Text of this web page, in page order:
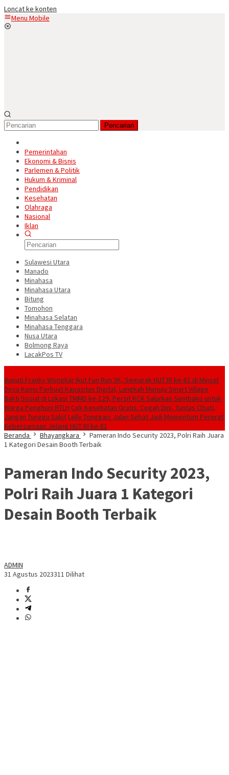
Loncat ke konten
Menu Mobile
Pencarian
Pemerintahan
Ekonomi & Bisnis
Parlemen & Politik
Hukum & Kriminal
Pendidikan
Kesehatan
Olahraga
Nasional
Iklan
Sulawesi Utara
Manado
Minahasa
Minahasa Utara
Bitung
Tomohon
Minahasa Selatan
Minahasa Tenggara
Nusa Utara
Bolmong Raya
LacakPos TV
Bupati Franky Wongkar Ikut Fun Run 5K, Semarak HUT RI ke-81 di Minsel
Desa Kumu Perkuat Kapasitas Digital, Langkah Menuju Smart Village
Bakti Sosial di Lokasi TMMD ke-129, Persit KCK Salurkan Sembako untuk
Warga Penghuni RTLH Cek Kesehatan Gratis: Cegah Dini, Tuntas Obati,
Jangan Tunggu SakitLelly Tonggari: Jalan Sehat Jadi Momentum Pererat
Kebersamaan Jelang HUT RI ke-81
Beranda
Bhayangkara
Pameran Indo Security 2023, Polri Raih Juara
1 Kategori Desain Booth Terbaik
Pameran Indo Security 2023,
Polri Raih Juara 1 Kategori
Desain Booth Terbaik
ADMIN
31 Agustus 2023311 Dilihat